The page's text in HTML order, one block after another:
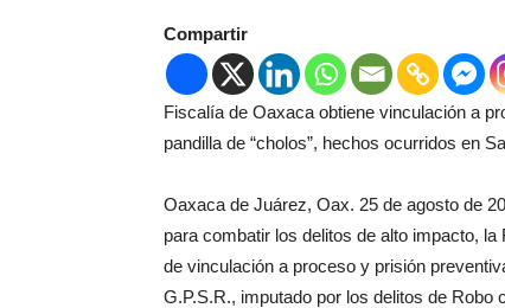
Compartir
Fiscalía de Oaxaca obtiene vinculación a
pandilla de “cholos”, hechos ocurridos en
Oaxaca de Juárez, Oax. 25 de agosto de
para combatir los delitos de alto impacto,
de vinculación a proceso y prisión
G.P.S.R., imputado por los delitos de